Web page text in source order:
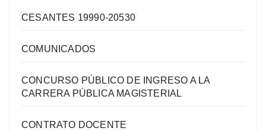
CESANTES 19990-20530
COMUNICADOS
CONCURSO PÚBLICO DE INGRESO A LA
CARRERA PÚBLICA MAGISTERIAL
CONTRATO DOCENTE